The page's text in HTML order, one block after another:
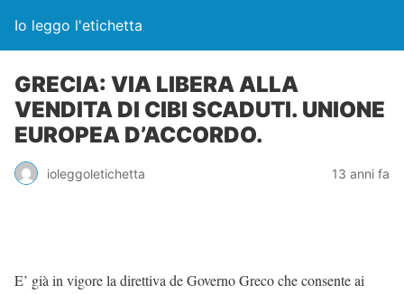
Io leggo l'etichetta
GRECIA: VIA LIBERA ALLA
VENDITA DI CIBI SCADUTI. UNIONE
EUROPEA D’ACCORDO.
ioleggoletichetta 13 anni fa
E’ già in vigore la direttiva de Governo Greco che consente ai